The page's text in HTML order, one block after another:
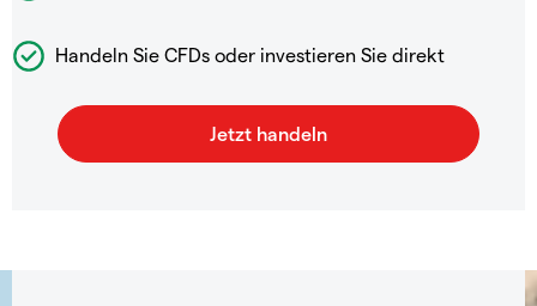
Handeln Sie CFDs oder investieren Sie direkt